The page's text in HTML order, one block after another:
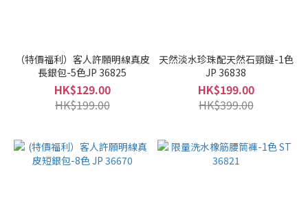
（特價福利）客人許願明線真皮
長銀包-5色JP 36825
HK$129.00
HK$199.00
天然淡水珍珠配天然石頸鏈-1色
JP 36838
HK$199.00
HK$399.00